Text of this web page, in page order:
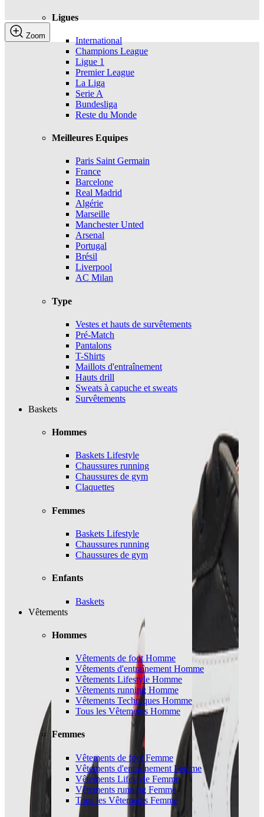
Ligues
International
Champions League
Ligue 1
Premier League
La Liga
Serie A
Bundesliga
Reste du Monde
Meilleures Equipes
Paris Saint Germain
France
Barcelone
Real Madrid
Algérie
Marseille
Manchester Unted
Arsenal
Portugal
Brésil
Liverpool
AC Milan
Type
Vestes et hauts de survêtements
Pré-Match
Pantalons
T-Shirts
Maillots d'entraînement
Hauts drill
Sweats à capuche et sweats
Survêtements
Baskets
Hommes
Baskets Lifestyle
Chaussures running
Chaussures de gym
Claquettes
Femmes
Baskets Lifestyle
Chaussures running
Chaussures de gym
Enfants
Baskets
Vêtements
Hommes
Vêtements de foot Homme
Vêtements d'entraînement Homme
Vêtements Lifestyle Homme
Vêtements running Homme
Vêtements Techniques Homme
Tous les Vêtements Homme
Femmes
Vêtements de foot Femme
Vêtements d'entraînement Femme
Vêtements Lifestyle Femme
Vêtements running Femme
Tous les Vêtements Femme
Zoom